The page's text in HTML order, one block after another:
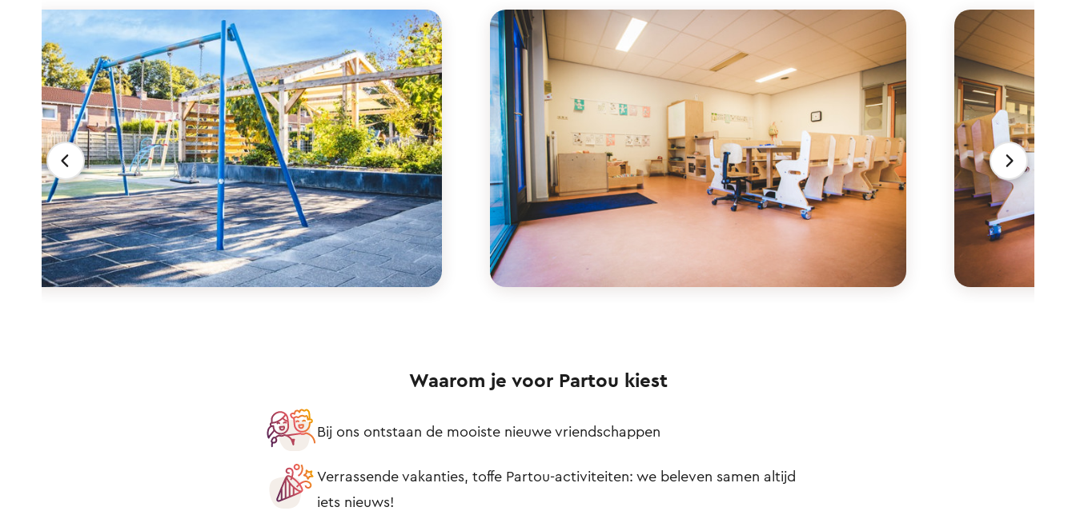
Waarom je voor Partou kiest
Bij ons ontstaan de mooiste nieuwe vriendschappen
Verrassende vakanties, toffe Partou-activiteiten: we beleven samen altijd
iets nieuws!